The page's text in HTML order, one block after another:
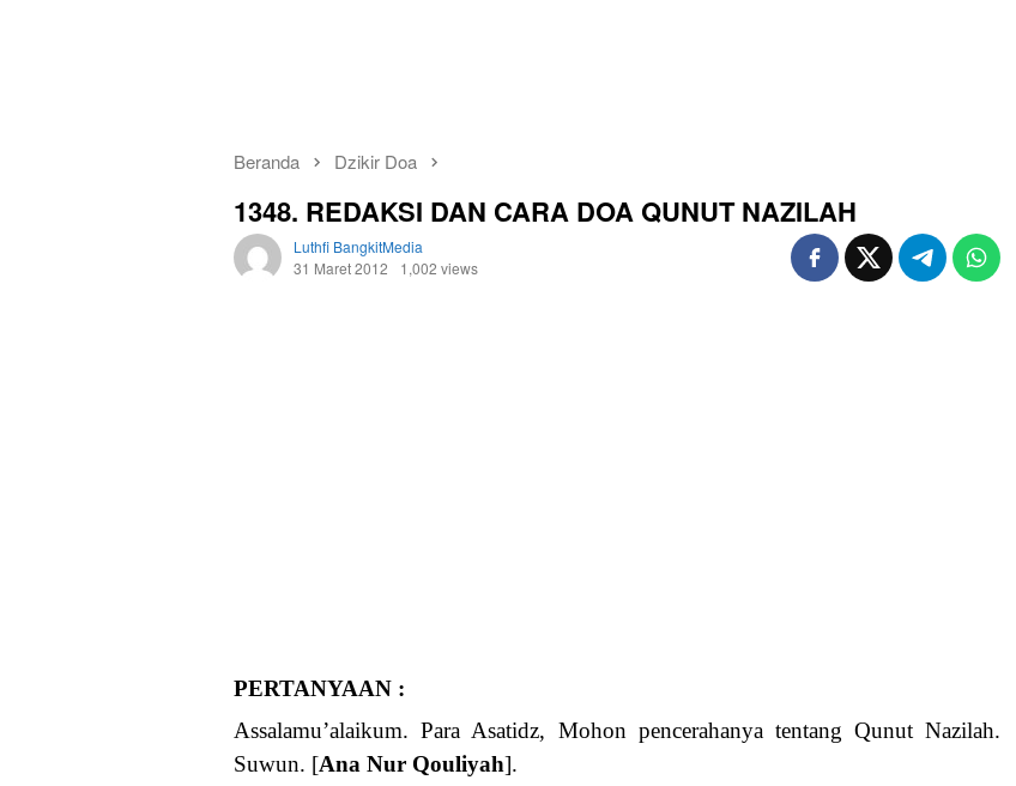
Beranda Dzikir Doa
1348. REDAKSI DAN CARA DOA QUNUT NAZILAH
Luthfi BangkitMedia
31 Maret 2012
1,002 views
PERTANYAAN :
Assalamu’alaikum. Para Asatidz, Mohon pencerahanya tentang Qunut Nazilah.
Suwun. [Ana Nur Qouliyah].